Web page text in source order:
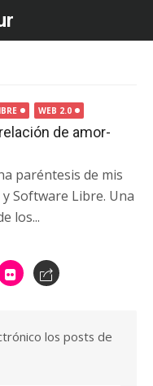
WEB 2.0
de amor-
paréntesis de mis
y Software Libre. Una
los...
los posts de